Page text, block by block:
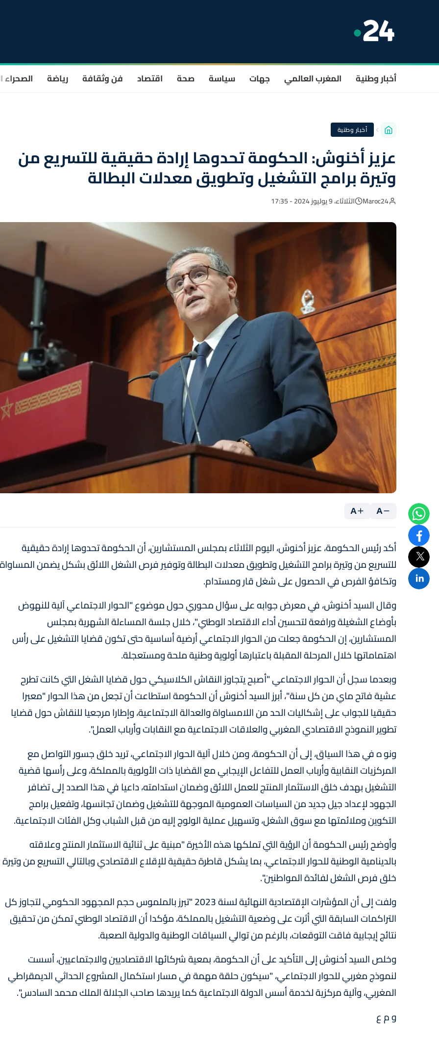
أخبار وطنية المغرب العالمي جهات سياسة صحة اقتصاد فن وثقافة رياضة الصحراء
أخبار وطنية
عزيز أخنوش: الحكومة تحدوها إرادة حقيقية للتسريع من
وتيرة برامج التشغيل وتطويق معدلات البطالة
Maroc24 الثلاثاء، 9 يوليوز 2024 - 17:35
A
A
أكد رئيس الحكومة، عزيز أخنوش، اليوم الثلاثاء بمجلس المستشارين، أن الحكومة تحدوها إرادة حقيقية
للتسريع من وتيرة برامج التشغيل وتطويق معدلات البطالة وتوفير فرص الشغل اللائق بشكل يضمن المساواة
وتكافؤ الفرص في الحصول على شغل قار ومستدام.
وقال السيد أخنوش، في معرض جوابه على سؤال محوري حول موضوع "الحوار الاجتماعي آلية للنهوض
بأوضاع الشغيلة ورافعة لتحسين أداء الاقتصاد الوطني"، خلال جلسة المساءلة الشهرية بمجلس
المستشارين، إن الحكومة جعلت من الحوار الاجتماعي أرضية أساسية حتى تكون قضايا التشغيل على رأس
اهتماماتها خلال المرحلة المقبلة باعتبارها أولوية وطنية ملحة ومستعجلة.
وبعدما سجل أن الحوار الاجتماعي "أصبح يتجاوز النقاش الكلاسيكي حول قضايا الشغل التي كانت تطرح
عشية فاتح ماي من كل سنة"، أبرز السيد أخنوش أن الحكومة استطاعت أن تجعل من هذا الحوار "معبرا
حقيقيا للجواب على إشكاليات الحد من اللامساواة والعدالة الاجتماعية، وإطارا مرجعيا للنقاش حول قضايا
تطوير النموذج الاقتصادي المغربي والعلاقات الاجتماعية مع النقابات وأرباب العمل".
ونو ه في هذا السياق، إلى أن الحكومة، ومن خلال آلية الحوار الاجتماعي، تريد خلق جسور التواصل مع
المركزيات النقابية وأرباب العمل للتفاعل الإيجابي مع القضايا ذات الأولوية بالمملكة، وعلى رأسها قضية
التشغيل بهدف خلق الاستثمار المنتج للعمل اللائق وضمان استدامته، داعيا في هذا الصدد إلى تضافر
الجهود لإعداد جيل جديد من السياسات العمومية الموجهة للتشغيل وضمان تجانسها، وتفعيل برامج
التكوين وملائمتها مع سوق الشغل، وتسهيل عملية الولوج إليه من قبل الشباب وكل الفئات الاجتماعية.
وأوضح رئيس الحكومة أن الرؤية التي تملكها هذه الأخيرة "مبنية على ثنائية الاستثمار المنتج وعلاقته
بالدينامية الوطنية للحوار الاجتماعي، بما يشكل قاطرة حقيقية للإقلاع الاقتصادي وبالتالي التسريع من وتيرة
خلق فرص الشغل لفائدة المواطنين".
ولفت إلى أن المؤشرات الإقتصادية النهائية لسنة 2023 "تبرز بالملموس حجم المجهود الحكومي لتجاوز كل
التراكمات السابقة التي أثرت على وضعية التشغيل بالمملكة، مؤكدا أن الاقتصاد الوطني تمكن من تحقيق
نتائج إيجابية فاقت التوقعات، بالرغم من توالي السياقات الوطنية والدولية الصعبة.
وخلص السيد أخنوش إلى التأكيد على أن الحكومة، بمعية شركائها الاقتصاديين والاجتماعيين، أسست
لنموذج مغربي للحوار الاجتماعي، "سيكون حلقة مهمة في مسار استكمال المشروع الحداثي الديمقراطي
المغربي، وآلية مركزية لخدمة أسس الدولة الاجتماعية كما يريدها صاحب الجلالة الملك محمد السادس".
و م ع